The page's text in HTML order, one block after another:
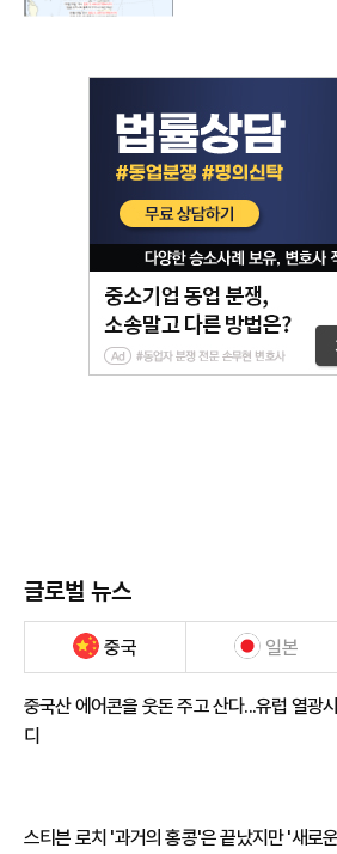
글로벌 뉴스
중국 일본
중국산 에어콘을 웃돈 주고 산다...유럽 열광
디
스티븐 로치 '과거의 홍콩'은 끝났지만 '새로